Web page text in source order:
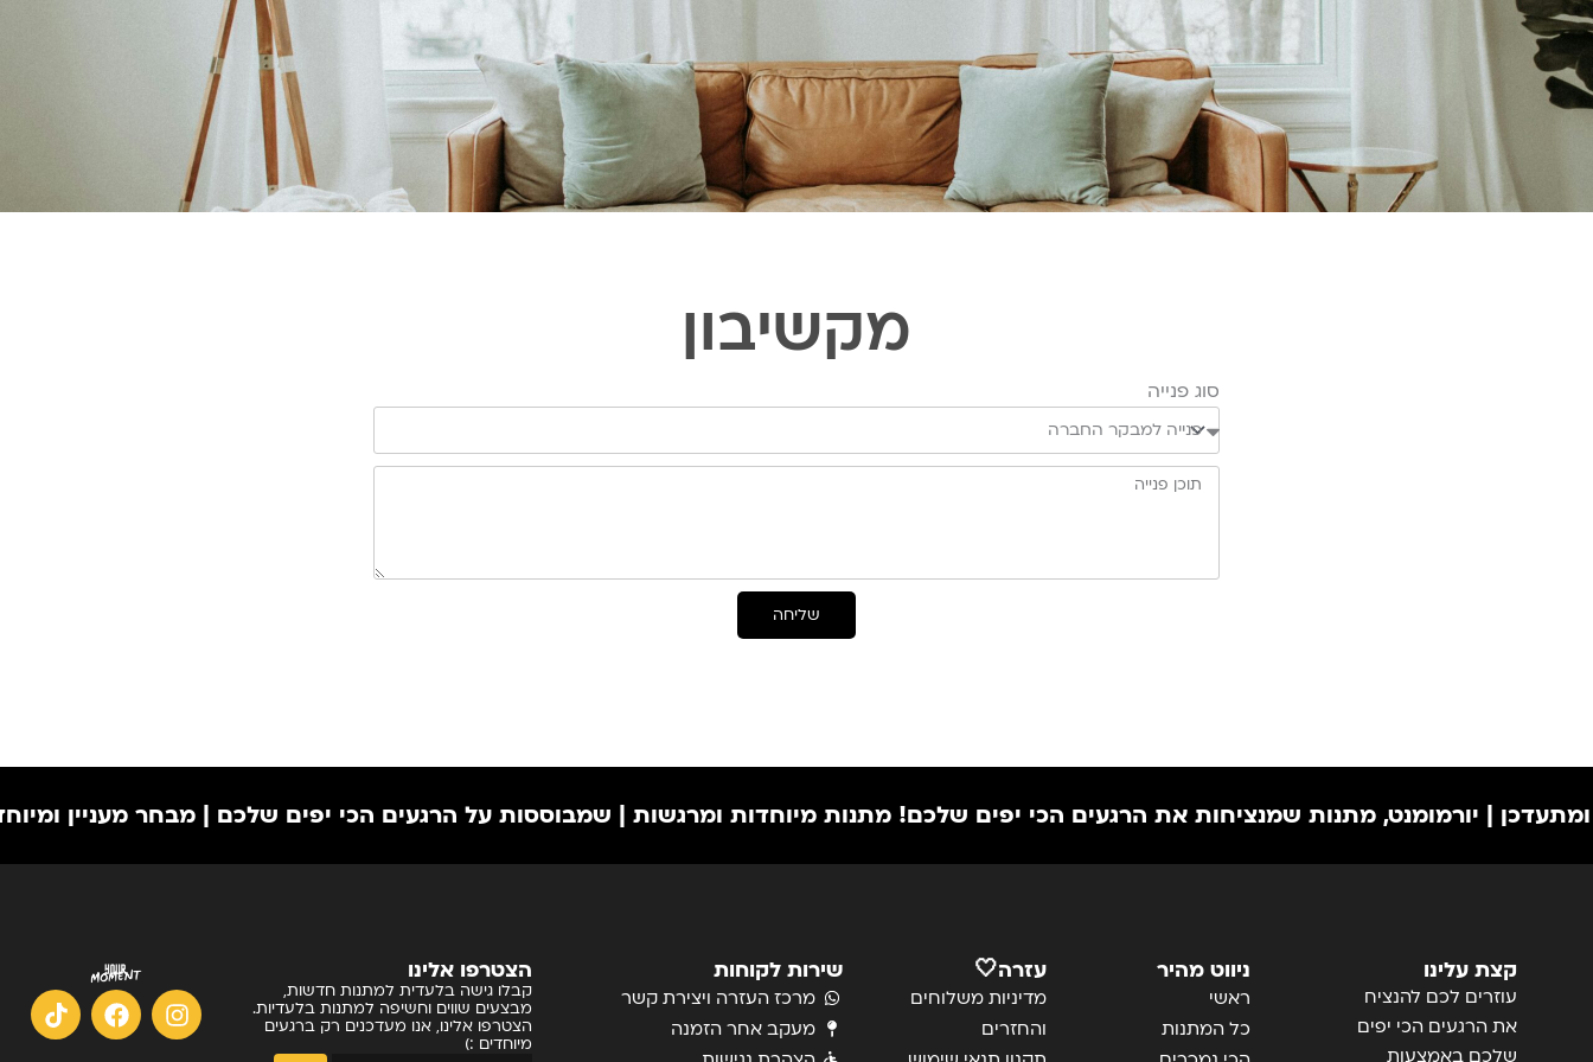
מקשיבון
סוג פנייה
שליחה
יורמומנט, מתנות שמנציחות את הרגעים הכי יפים שלכם!מתנות מיוחדות ומרגשות | שמבוססות על הרגעים הכי יפים שלכם | מבחר מעניין ומיוחד |
קצת עלינו
עוזרים לכם להנציח
את הרגעים הכי יפים
שלכם באמצעות
ניווט מהיר
ראשי
כל המתנות
עזרה🤍
מדיניות משלוחים
והחזרים
שירות לקוחות
מרכז העזרה ויצירת קשר
מעקב אחר הזמנה
הצטרפו אלינו
קבלו גישה בלעדית למתנות חדשות,
מבצעים שווים וחשיפה למתנות בלעדיות.
הצטרפו אלינו, אנו מעדכנים רק ברגעים
מיוחדים :)